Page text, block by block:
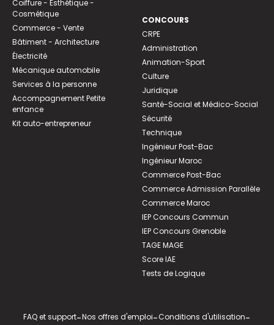
Coiffure - Esthétique -
Cosmétique
Commerce - Vente
Bâtiment - Architecture
Électricité
Mécanique automobile
Services à la personne
Accompagnement Petite
enfance
Kit auto-entrepreneur
CONCOURS
CRPE
Administration
Animation-Sport
Culture
Juridique
Santé-Social et Médico-Social
Sécurité
Technique
Ingénieur Post-Bac
Ingénieur Maroc
Commerce Post-Bac
Commerce Admission Parallèle
Commerce Maroc
IEP Concours Commun
IEP Concours Grenoble
TAGE MAGE
Score IAE
Tests de Logique
FAQ et support-Nos offres d'emploi-Conditions d'utilisation-